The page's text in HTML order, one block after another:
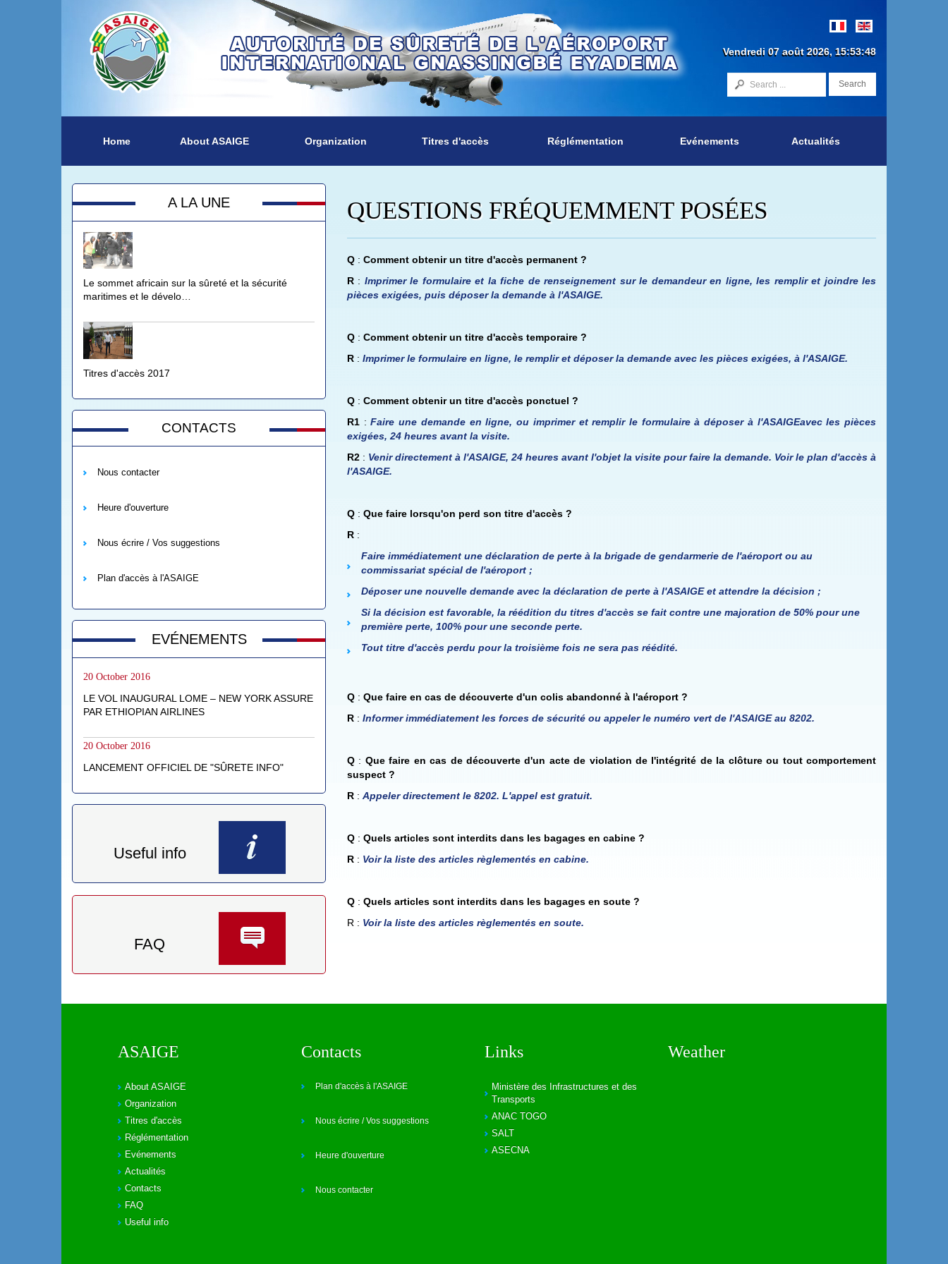
Vendredi 07 août 2026, 15:53:48
Search
Home About ASAIGE Organization Titres d'accès Réglémentation Evénements Actualités
A LA UNE
Le sommet africain sur la sûreté et la sécurité
maritimes et le dévelo…
Titres d'accès 2017
CONTACTS
Nous contacter
Heure d'ouverture
Nous écrire / Vos suggestions
Plan d'accès à l'ASAIGE
EVÉNEMENTS
20 October 2016
LE VOL INAUGURAL LOME – NEW YORK ASSURE
PAR ETHIOPIAN AIRLINES
20 October 2016
LANCEMENT OFFICIEL DE "SÛRETE INFO"
Useful info
FAQ
QUESTIONS FRÉQUEMMENT POSÉES
Q : Comment obtenir un titre d'accès permanent ?
R : Imprimer le formulaire et la fiche de renseignement sur le demandeur en ligne, les remplir et joindre les
pièces exigées, puis déposer la demande à l'ASAIGE.
Q : Comment obtenir un titre d'accès temporaire ?
R : Imprimer le formulaire en ligne, le remplir et déposer la demande avec les pièces exigées, à l'ASAIGE.
Q : Comment obtenir un titre d'accès ponctuel ?
R1 :Faire une demande en ligne, ou imprimer et remplir le formulaire à déposer à l'ASAIGEavec les pièces
exigées, 24 heures avant la visite.
R2 : Venir directement à l'ASAIGE, 24 heures avant l'objet la visite pour faire la demande. Voir le plan d'accès à
l'ASAIGE.
Q : Que faire lorsqu'on perd son titre d'accès ?
R :
Faire immédiatement une déclaration de perte à la brigade de gendarmerie de l'aéroport ou au
commissariat spécial de l'aéroport ;
Déposer une nouvelle demande avec la déclaration de perte à l'ASAIGE et attendre la décision ;
Si la décision est favorable, la réédition du titres d'accès se fait contre une majoration de 50% pour une
première perte, 100% pour une seconde perte.
Tout titre d'accès perdu pour la troisième fois ne sera pas réédité.
Q : Que faire en cas de découverte d'un colis abandonné à l'aéroport ?
R : Informer immédiatement les forces de sécurité ou appeler le numéro vert de l'ASAIGE au 8202.
Q : Que faire en cas de découverte d'un acte de violation de l'intégrité de la clôture ou tout comportement
suspect ?
R : Appeler directement le 8202. L'appel est gratuit.
Q : Quels articles sont interdits dans les bagages en cabine ?
R : Voir la liste des articles règlementés en cabine.
Q : Quels articles sont interdits dans les bagages en soute ?
R : Voir la liste des articles règlementés en soute.
ASAIGE
About ASAIGE
Organization
Titres d'accès
Réglémentation
Evénements
Actualités
Contacts
FAQ
Useful info
Contacts
Plan d'accès à l'ASAIGE
Nous écrire / Vos suggestions
Heure d'ouverture
Nous contacter
Links
Ministère des Infrastructures et des
Transports
ANAC TOGO
SALT
ASECNA
Weather